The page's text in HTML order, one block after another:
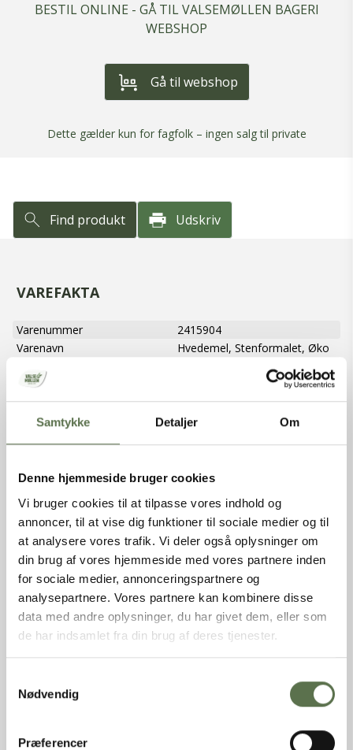
Samtykke Detaljer Om
Denne hjemmeside bruger cookies
Vi bruger cookies til at tilpasse vores indhold og
annoncer, til at vise dig funktioner til sociale medier og til
at analysere vores trafik. Vi deler også oplysninger om
din brug af vores hjemmeside med vores partnere inden
for sociale medier, annonceringspartnere og
analysepartnere. Vores partnere kan kombinere disse
data med andre oplysninger, du har givet dem, eller som
de har indsamlet fra din brug af deres tjenester.
Nødvendig
Præferencer
BESTIL ONLINE - GÅ TIL VALSEMØLLEN BAGERI
WEBSHOP
Gå til webshop
Dette gælder kun for fagfolk – ingen salg til private
Find produkt Udskriv
VAREFAKTA
Varenummer
2415904
Varenavn
Hvedemel, Stenformalet, Øko
Produkttype
Varebetegnelse
Stenformalet økologisk
hvedemel
Emballage
Sæk
Opbevaring
Tørt, ikke for varmt og ikke
sammen med stærkt lugtende
varer.
Oprindelsesland
EU
Dyrket/Høstet i
Danmark
INGREDIENSER
Stenformalet økologisk HVEDEMEL, melbehandlingsmiddel
(E300). Kan indeholde spor af glutenholdige kornprodukter.
NÆRINGSINDHOLD PR. 100G
Hvedemel, øko